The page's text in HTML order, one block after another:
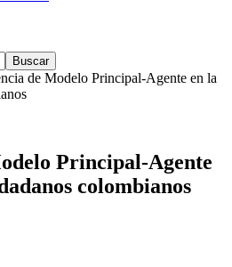
de Modelo Principal-Agente en la
Principal-Agente
colombianos